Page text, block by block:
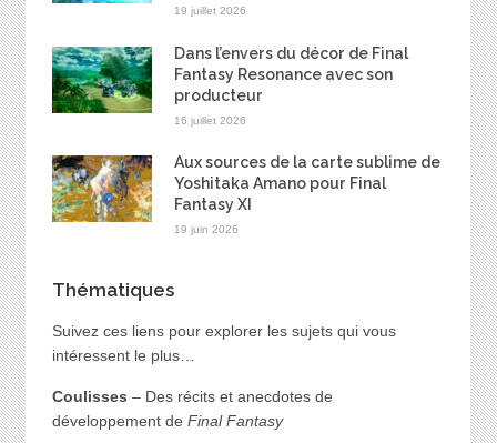
19 juillet 2026
Dans l’envers du décor de Final
Fantasy Resonance avec son
producteur
16 juillet 2026
Aux sources de la carte sublime de
Yoshitaka Amano pour Final
Fantasy XI
19 juin 2026
Thématiques
Suivez ces liens pour explorer les sujets qui vous
intéressent le plus…
Coulisses – Des récits et anecdotes de
développement de Final Fantasy